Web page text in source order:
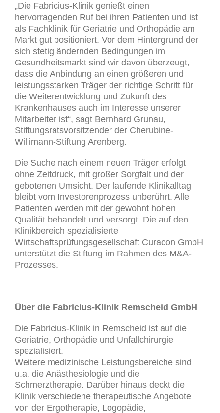
„Die Fabricius-Klinik genießt einen
hervorragenden Ruf bei ihren Patienten und ist
als Fachklinik für Geriatrie und Orthopädie am
Markt gut positioniert. Vor dem Hintergrund der
sich stetig ändernden Bedingungen im
Gesundheitsmarkt sind wir davon überzeugt,
dass die Anbindung an einen größeren und
leistungsstarken Träger der richtige Schritt für
die Weiterentwicklung und Zukunft des
Krankenhauses auch im Interesse unserer
Mitarbeiter ist“, sagt Bernhard Grunau,
Stiftungsratsvorsitzender der Cherubine-
Willimann-Stiftung Arenberg.
Die Suche nach einem neuen Träger erfolgt
ohne Zeitdruck, mit großer Sorgfalt und der
gebotenen Umsicht. Der laufende Klinikalltag
bleibt vom Investorenprozess unberührt. Alle
Patienten werden mit der gewohnt hohen
Qualität behandelt und versorgt. Die auf den
Klinikbereich spezialisierte
Wirtschaftsprüfungsgesellschaft Curacon GmbH
unterstützt die Stiftung im Rahmen des M&A-
Prozesses.
Über die Fabricius-Klinik Remscheid GmbH
Die Fabricius-Klinik in Remscheid ist auf die
Geriatrie, Orthopädie und Unfallchirurgie
spezialisiert.
Weitere medizinische Leistungsbereiche sind
u.a. die Anästhesiologie und die
Schmerztherapie. Darüber hinaus deckt die
Klinik verschiedene therapeutische Angebote
von der Ergotherapie, Logopädie,